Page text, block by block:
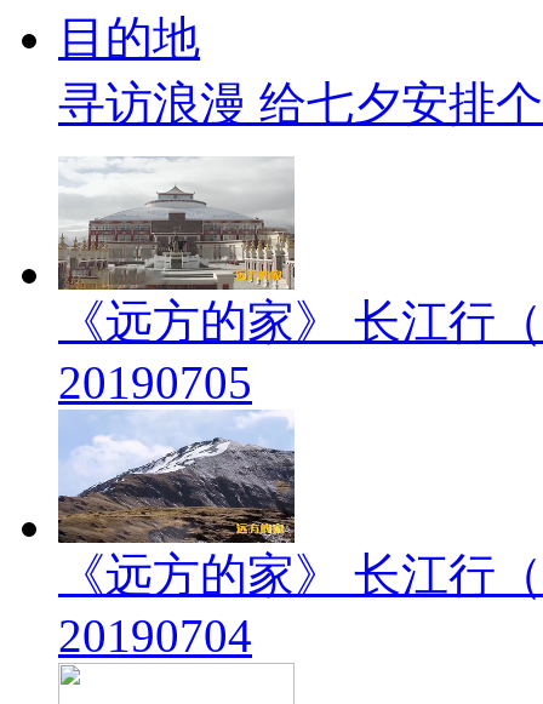
寻访浪漫 给七夕安排
《远方的家》 长江行
20190705
《远方的家》 长江行
20190704